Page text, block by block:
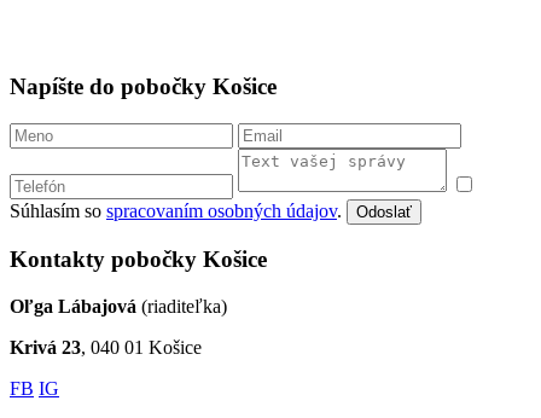
Napíšte do pobočky Košice
Súhlasím so spracovaním osobných údajov. Odoslať
Kontakty pobočky Košice
Oľga Lábajová (riaditeľka)
Krivá 23, 040 01 Košice
FB IG